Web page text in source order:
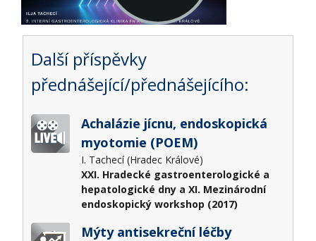
Další příspěvky
přednášející/přednášejícího:
Achalázie jícnu, endoskopická
myotomie (POEM)
I. Tachecí (Hradec Králové)
XXI. Hradecké gastroenterologické a
hepatologické dny a XI. Mezinárodní
endoskopický workshop (2017)
Mýty antisekreční léčby